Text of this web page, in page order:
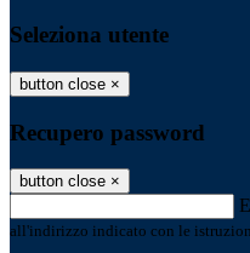
Seleziona utente
button close ×
Recupero password
button close ×
all'indirizzo indicato con le